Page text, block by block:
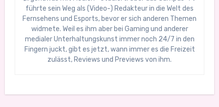
führte sein Weg als (Video-) Redakteur in die Welt des
Fernsehens und Esports, bevor er sich anderen Themen
widmete. Weil es ihm aber bei Gaming und anderer
medialer Unterhaltungskunst immer noch 24/7 in den
Fingern juckt, gibt es jetzt, wann immer es die Freizeit
zulässt, Reviews und Previews von ihm.